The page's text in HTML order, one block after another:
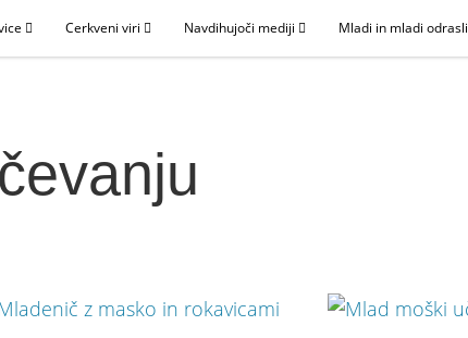
Cerkveni viri Navdihujoči mediji Mladi in mladi odrasli